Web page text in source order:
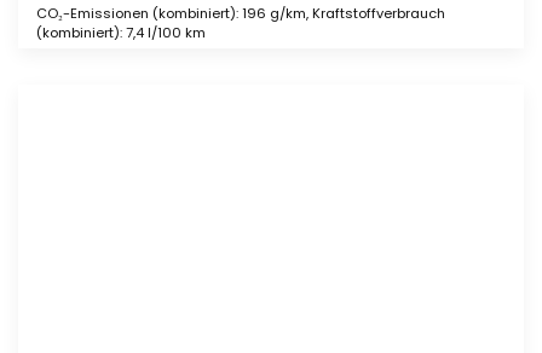
CO₂-Emissionen (kombiniert): 196 g/km, Kraftstoffverbrauch
(kombiniert): 7,4 l/100 km